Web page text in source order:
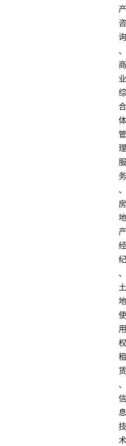
产
咨
询
、
商
业
综
合
体
管
理
服
务
、
房
地
产
经
纪
、
土
地
使
用
权
租
赁
、
信
息
技
术